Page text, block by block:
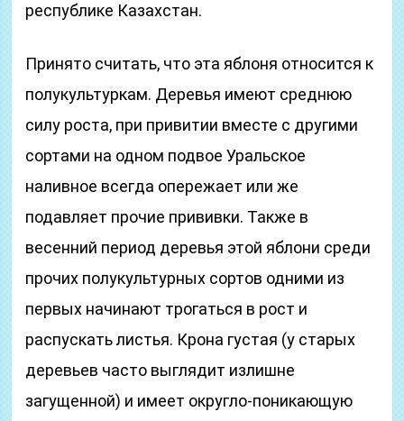
республике Казахстан.
Принято считать, что эта яблоня относится к
полукультуркам. Деревья имеют среднюю
силу роста, при привитии вместе с другими
сортами на одном подвое Уральское
наливное всегда опережает или же
подавляет прочие прививки. Также в
весенний период деревья этой яблони среди
прочих полукультурных сортов одними из
первых начинают трогаться в рост и
распускать листья. Крона густая (у старых
деревьев часто выглядит излишне
загущенной) и имеет округло-поникающую